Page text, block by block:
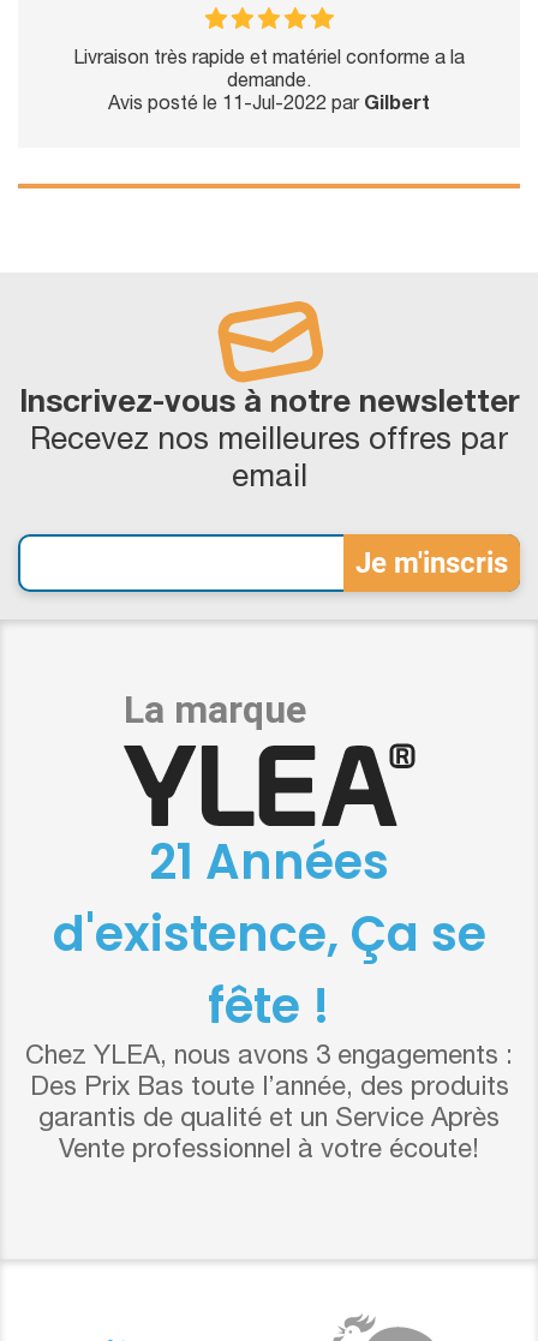
Livraison très rapide et matériel conforme a la
demande.
Avis posté le 11-Jul-2022 par Gilbert
Inscrivez-vous à notre newsletter
Recevez nos meilleures offres par
email
21 Années
d'existence, Ça se
fête !
Chez YLEA, nous avons 3 engagements :
Des Prix Bas toute l’année, des produits
garantis de qualité et un Service Après
Vente professionnel à votre écoute!